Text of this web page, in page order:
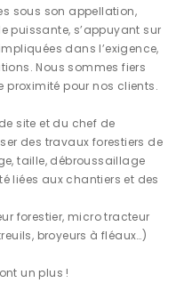
sous son appellation,
puissante, s’appuyant sur
dans l’exigence,
Nous sommes fiers
proximité pour nos clients.
site et du chef de
des travaux forestiers de
taille, débroussaillage
liées aux chantiers et des
forestier, micro tracteur
broyeurs à fléaux…)
un plus !